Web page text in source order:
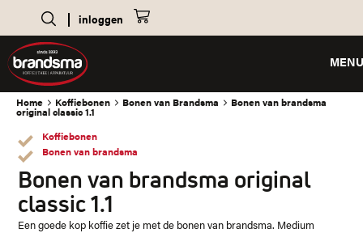
inloggen
MENU
Home Koffiebonen Bonen van Brandsma Bonen van brandsma
original classic 1.1
Koffiebonen
Bonen van brandsma
Bonen van brandsma original
classic 1.1
Een goede kop koffie zet je met de bonen van brandsma. Medium